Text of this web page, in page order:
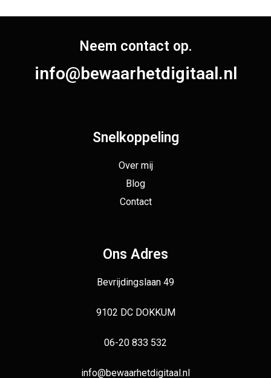
Neem contact op.
info@bewaarhetdigitaal.nl
Snelkoppeling
Over mij
Blog
Contact
Ons Adres
Bevrijdingslaan 49
9102 DC DOKKUM
06-20 833 532
info@bewaarhetdigitaal.nl